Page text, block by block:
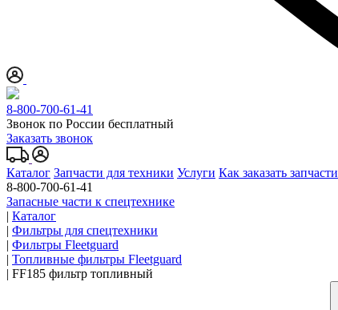
8-800-700-61-41
Звонок по России бесплатный
Заказать звонок
Каталог Запчасти для техники Услуги Как заказать запчасти
8-800-700-61-41
Запасные части к спецтехнике
| Каталог
| Фильтры для спецтехники
| Фильтры Fleetguard
| Топливные фильтры Fleetguard
| FF185 фильтр топливный